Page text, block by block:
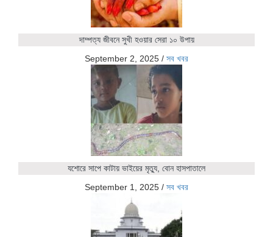
দাম্পত্য জীবনে সুখী হওয়ার সেরা ১০ উপায়
September 2, 2025 / সব খবর
যশোরে সাপে কাটায় ভাইয়ের মৃত্যু, বোন হাসপাতালে
September 1, 2025 / সব খবর